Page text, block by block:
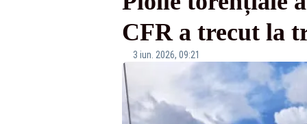
CFR a trecut la
3 iun. 2026, 09:21